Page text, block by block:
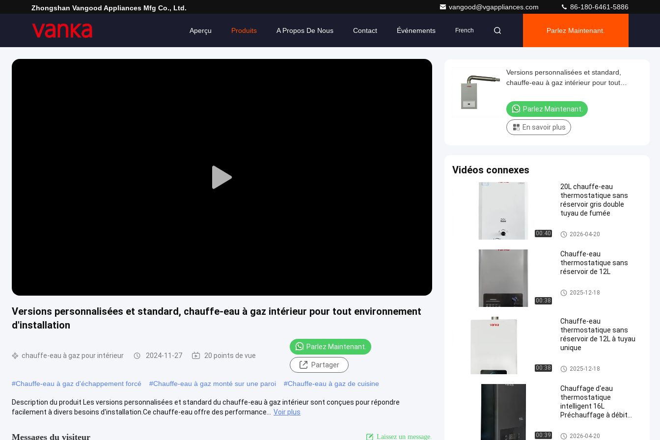
Zhongshan Vangood Appliances Mfg Co., Ltd. vangood@vgappliances.com 86-180-6461-5886
Aperçu Produits A Propos De Nous Contact Événements French Parlez Maintenant.
Play
Versions personnalisées et standard, chauffe-eau à gaz intérieur pour tout environnement
d'installation
chauffe-eau à gaz pour intérieur 2024-11-27 20 points de vue
Parlez Maintenant.
Partager
#Chauffe-eau à gaz d'échappement forcé #Chauffe-eau à gaz monté sur une paroi #Chauffe-eau à gaz de cuisine
Description du produit Les versions personnalisées et standard du chauffe-eau à gaz intérieur sont conçues pour répondre
facilement à divers besoins d'installation.Ce chauffe-eau offre des performance...
Voir plus
Messages du visiteur Laissez un message.
Versions personnalisées et standard,
chauffe-eau à gaz intérieur pour tout
Parlez Maintenant.
En savoir plus
Vidéos connexes
00:40
20L chauffe-eau
thermostatique sans
réservoir gris double
tuyau de fumée
chauffe-eau à gaz de combust
ion
2026-04-20
00:38
Chauffe-eau
thermostatique sans
réservoir de 12L
chauffe-eau à gaz pour intérie
ur
2025-12-18
00:38
Chauffe-eau
thermostatique sans
réservoir de 12L à tuyau
unique
chauffe-eau à gaz pour intérie
ur
2025-12-18
00:39
Chauffage d'eau
thermostatique
intelligent 16L
Préchauffage à débit
basse pression
chauffe-eau à gaz pour intérie
2026-04-20